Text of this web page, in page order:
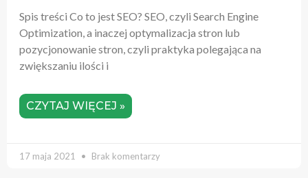
Spis treści Co to jest SEO? SEO, czyli Search Engine
Optimization, a inaczej optymalizacja stron lub
pozycjonowanie stron, czyli praktyka polegająca na
zwiększaniu ilości i
CZYTAJ WIĘCEJ »
17 maja 2021 Brak komentarzy